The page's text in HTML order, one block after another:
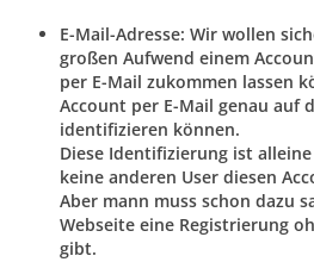
E-Mail-Adresse: Wir wollen
großen Aufwend einem
per E-Mail zukommen lassen
Account per E-Mail genau auf
identifizieren können.
Diese Identifizierung ist
keine anderen User diesen
Aber mann muss schon dazu
Webseite eine Registrierung
gibt.